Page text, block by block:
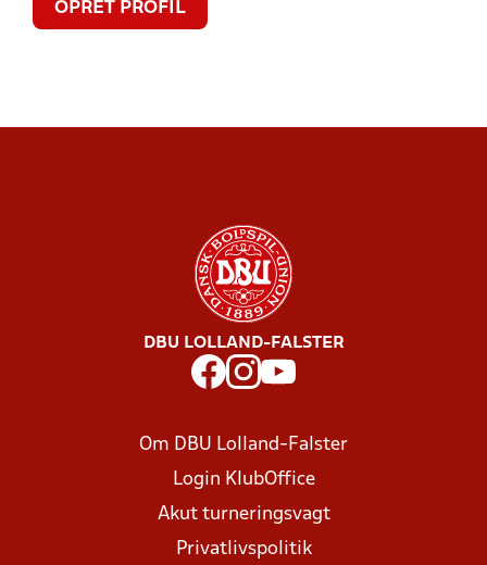
OPRET PROFIL
DBU LOLLAND-FALSTER
Om DBU Lolland-Falster
Login KlubOffice
Akut turneringsvagt
Privatlivspolitik